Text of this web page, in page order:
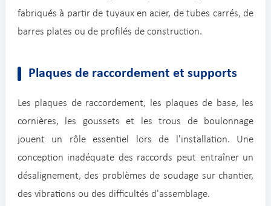
fabriqués à partir de tuyaux en acier, de tubes carrés, de
barres plates ou de profilés de construction.
Plaques de raccordement et supports
Les plaques de raccordement, les plaques de base, les
cornières, les goussets et les trous de boulonnage
jouent un rôle essentiel lors de l'installation. Une
conception inadéquate des raccords peut entraîner un
désalignement, des problèmes de soudage sur chantier,
des vibrations ou des difficultés d'assemblage.